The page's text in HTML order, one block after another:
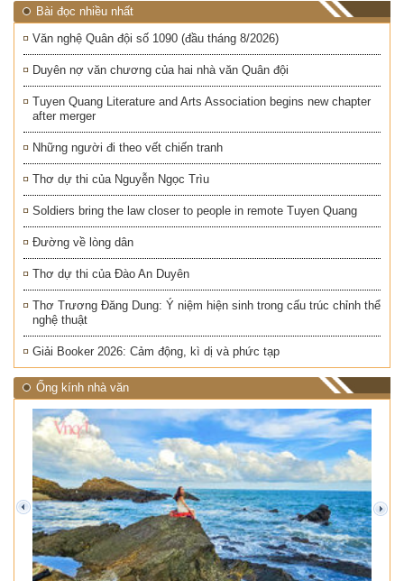
Bài đọc nhiều nhất
Văn nghệ Quân đội số 1090 (đầu tháng 8/2026)
Duyên nợ văn chương của hai nhà văn Quân đội
Tuyen Quang Literature and Arts Association begins new chapter
after merger
Những người đi theo vết chiến tranh
Thơ dự thi của Nguyễn Ngọc Trìu
Soldiers bring the law closer to people in remote Tuyen Quang
Đường về lòng dân
Thơ dự thi của Đào An Duyên
Thơ Trương Đăng Dung: Ý niệm hiện sinh trong cấu trúc chỉnh thể
nghệ thuật
Giải Booker 2026: Cảm động, kì dị và phức tạp
Ống kính nhà văn
prev next